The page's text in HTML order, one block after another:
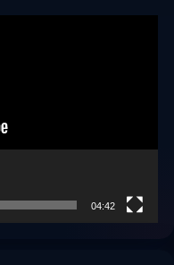
04:42